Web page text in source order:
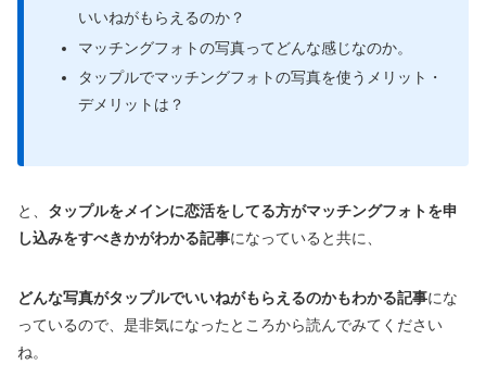
いいねがもらえるのか？
マッチングフォトの写真ってどんな感じなのか。
タップルでマッチングフォトの写真を使うメリット・
デメリットは？
と、 タップルをメインに恋活をしてる方がマッチングフォトを申
し込みをすべきかがわかる記事になっていると共に、
どんな写真がタップルでいいねがもらえるのかもわかる記事にな
っているので、是非気になったところから読んでみてください
ね。